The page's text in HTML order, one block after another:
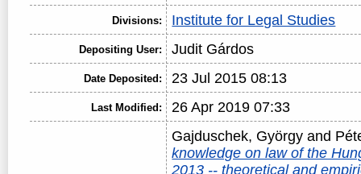
Divisions: Institute for Legal Studies
Depositing User: Judit Gárdos
Date Deposited: 23 Jul 2015 08:13
Last Modified: 26 Apr 2019 07:33
Gajduschek, György and
knowledge on law of the
2013 -- theoretical and